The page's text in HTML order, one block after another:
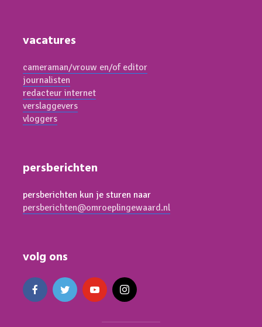
vacatures
cameraman/vrouw en/of editor
journalisten
redacteur internet
verslaggevers
vloggers
persberichten
persberichten kun je sturen naar
persberichten@omroeplingewaard.nl
volg ons